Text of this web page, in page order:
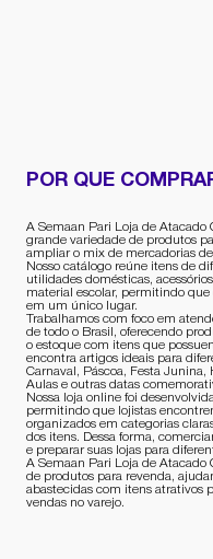
POR QUE
A Semaan Pari Loja de Atacado
grande variedade de produtos
ampliar o mix de mercadorias
Nosso catálogo reúne itens de
utilidades domésticas,
material escolar, permitindo
em um único lugar.
Trabalhamos com foco em
de todo o Brasil, oferecendo
o estoque com itens que
encontra artigos ideais para
Carnaval, Páscoa, Festa Junina,
Aulas e outras datas
Nossa loja online foi
permitindo que lojistas
organizados em categorias
dos itens. Dessa forma,
e preparar suas lojas para
A Semaan Pari Loja de Atacado
de produtos para revenda,
abastecidas com itens atrativos
vendas no varejo.